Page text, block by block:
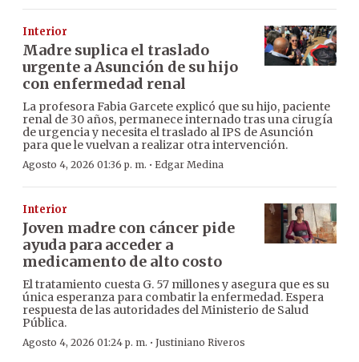
Interior
Madre suplica el traslado
urgente a Asunción de su hijo
con enfermedad renal
La profesora Fabia Garcete explicó que su hijo, paciente
renal de 30 años, permanece internado tras una cirugía
de urgencia y necesita el traslado al IPS de Asunción
para que le vuelvan a realizar otra intervención.
Agosto 4, 2026 01:36 p. m. · Edgar Medina
Interior
Joven madre con cáncer pide
ayuda para acceder a
medicamento de alto costo
El tratamiento cuesta G. 57 millones y asegura que es su
única esperanza para combatir la enfermedad. Espera
respuesta de las autoridades del Ministerio de Salud
Pública.
Agosto 4, 2026 01:24 p. m. · Justiniano Riveros